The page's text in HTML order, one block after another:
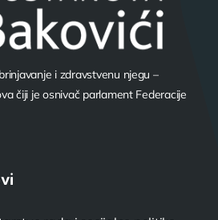
i zdravstvenu njegu –
čiji je osnivač parlament Federacije